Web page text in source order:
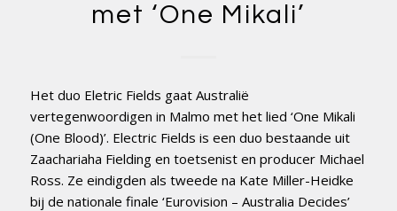
met ‘One Mikali’
Het duo Eletric Fields gaat Australië
vertegenwoordigen in Malmo met het lied ‘One Mikali
(One Blood)’. Electric Fields is een duo bestaande uit
Zaachariaha Fielding en toetsenist en producer Michael
Ross. Ze eindigden als tweede na Kate Miller-Heidke
bij de nationale finale ‘Eurovision – Australia Decides’